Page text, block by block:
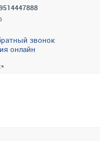
звонок
онлайн
*
вы подтверждаете согласие с